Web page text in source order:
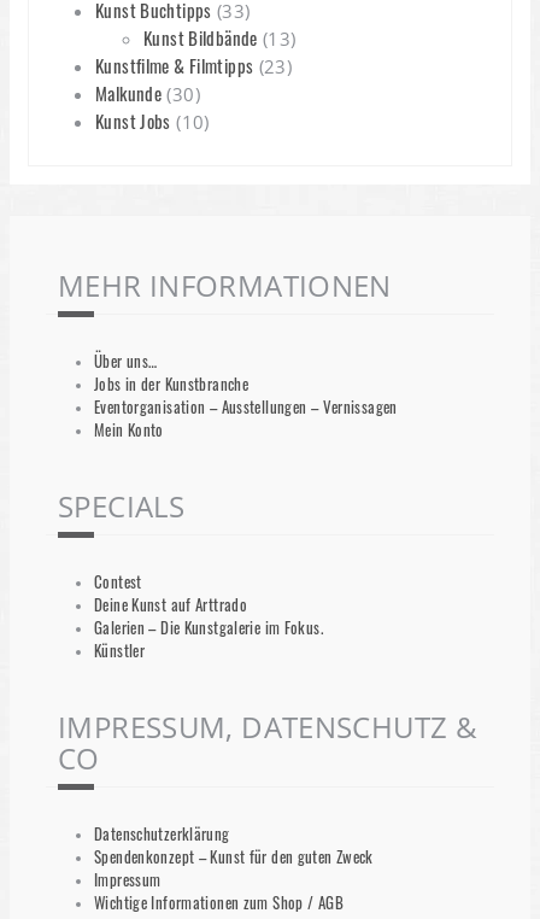
Kunst Buchtipps (33)
Kunst Bildbände (13)
Kunstfilme & Filmtipps (23)
Malkunde (30)
Kunst Jobs (10)
MEHR INFORMATIONEN
Über uns…
Jobs in der Kunstbranche
Eventorganisation – Ausstellungen – Vernissagen
Mein Konto
SPECIALS
Contest
Deine Kunst auf Arttrado
Galerien – Die Kunstgalerie im Fokus.
Künstler
IMPRESSUM, DATENSCHUTZ &
CO
Datenschutzerklärung
Spendenkonzept – Kunst für den guten Zweck
Impressum
Wichtige Informationen zum Shop / AGB